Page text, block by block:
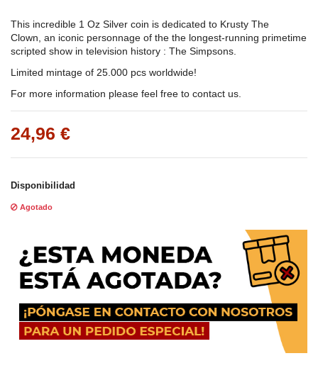
This incredible 1 Oz Silver coin is dedicated to Krusty The
Clown, an iconic personnage of the the longest-running primetime
scripted show in television history : The Simpsons.
Limited mintage of 25.000 pcs worldwide!
For more information please feel free to contact us.
24,96 €
Disponibilidad
Agotado